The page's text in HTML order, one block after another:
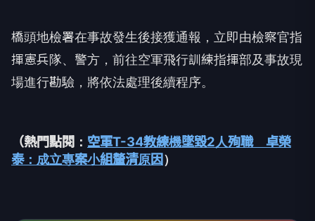
橋頭地檢署在事故發生後接獲通報，立即由檢察官指
揮憲兵隊、警方，前往空軍飛行訓練指揮部及事故現
場進行勘驗，將依法處理後續程序。
（熱門點閱： 空軍T-34教練機墜毀2人殉職 卓榮
泰：成立專案小組釐清原因）